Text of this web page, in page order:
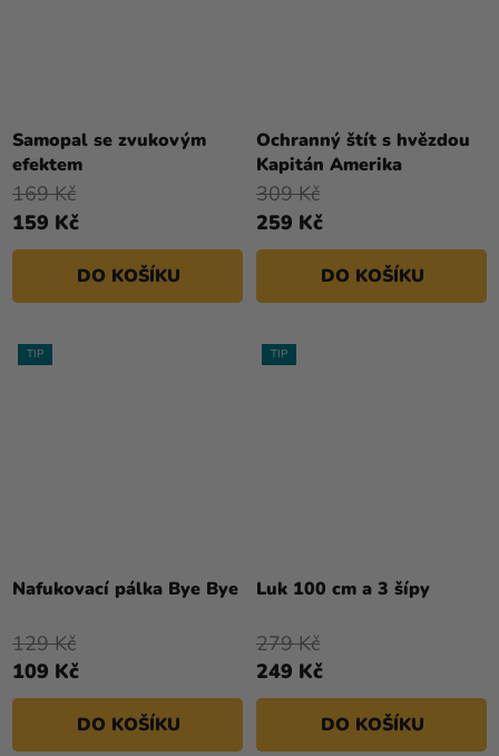
Samopal se zvukovým
efektem
159 Kč
169 Kč
DO KOŠÍKU
Ochranný štít s hvězdou
Kapitán Amerika
259 Kč
309 Kč
DO KOŠÍKU
TIP
Nafukovací pálka Bye Bye
109 Kč
129 Kč
DO KOŠÍKU
TIP
Luk 100 cm a 3 šípy
249 Kč
279 Kč
DO KOŠÍKU